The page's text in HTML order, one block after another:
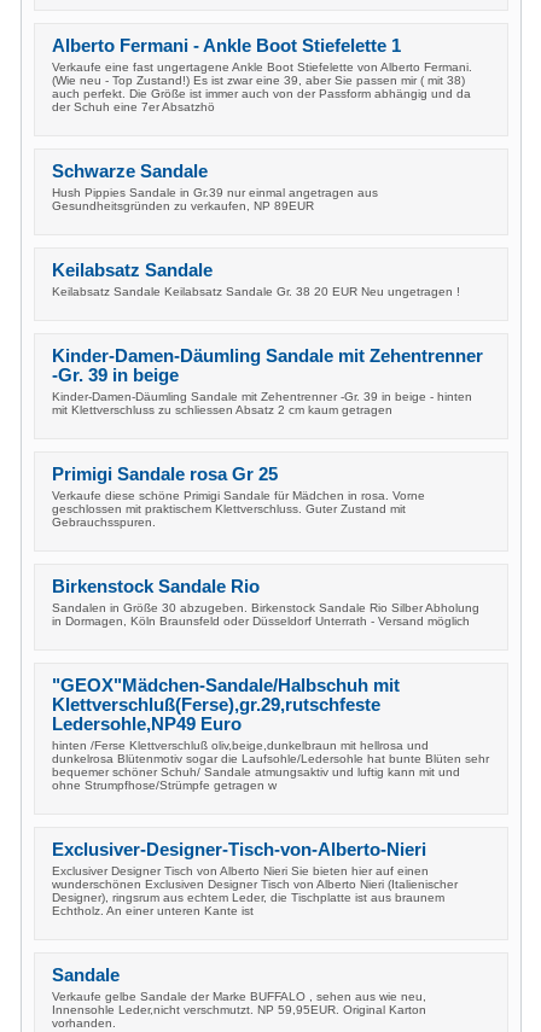
Alberto Fermani - Ankle Boot Stiefelette 1
Verkaufe eine fast ungertagene Ankle Boot Stiefelette von Alberto Fermani.
(Wie neu - Top Zustand!) Es ist zwar eine 39, aber Sie passen mir ( mit 38)
auch perfekt. Die Größe ist immer auch von der Passform abhängig und da
der Schuh eine 7er Absatzhö
Schwarze Sandale
Hush Pippies Sandale in Gr.39 nur einmal angetragen aus
Gesundheitsgründen zu verkaufen, NP 89EUR
Keilabsatz Sandale
Keilabsatz Sandale Keilabsatz Sandale Gr. 38 20 EUR Neu ungetragen !
Kinder-Damen-Däumling Sandale mit Zehentrenner
-Gr. 39 in beige
Kinder-Damen-Däumling Sandale mit Zehentrenner -Gr. 39 in beige - hinten
mit Klettverschluss zu schliessen Absatz 2 cm kaum getragen
Primigi Sandale rosa Gr 25
Verkaufe diese schöne Primigi Sandale für Mädchen in rosa. Vorne
geschlossen mit praktischem Klettverschluss. Guter Zustand mit
Gebrauchsspuren.
Birkenstock Sandale Rio
Sandalen in Größe 30 abzugeben. Birkenstock Sandale Rio Silber Abholung
in Dormagen, Köln Braunsfeld oder Düsseldorf Unterrath - Versand möglich
"GEOX"Mädchen-Sandale/Halbschuh mit
Klettverschluß(Ferse),gr.29,rutschfeste
Ledersohle,NP49 Euro
hinten /Ferse Klettverschluß oliv,beige,dunkelbraun mit hellrosa und
dunkelrosa Blütenmotiv sogar die Laufsohle/Ledersohle hat bunte Blüten sehr
bequemer schöner Schuh/ Sandale atmungsaktiv und luftig kann mit und
ohne Strumpfhose/Strümpfe getragen w
Exclusiver-Designer-Tisch-von-Alberto-Nieri
Exclusiver Designer Tisch von Alberto Nieri Sie bieten hier auf einen
wunderschönen Exclusiven Designer Tisch von Alberto Nieri (Italienischer
Designer), ringsrum aus echtem Leder, die Tischplatte ist aus braunem
Echtholz. An einer unteren Kante ist
Sandale
Verkaufe gelbe Sandale der Marke BUFFALO , sehen aus wie neu,
Innensohle Leder,nicht verschmutzt. NP 59,95EUR. Original Karton
vorhanden.